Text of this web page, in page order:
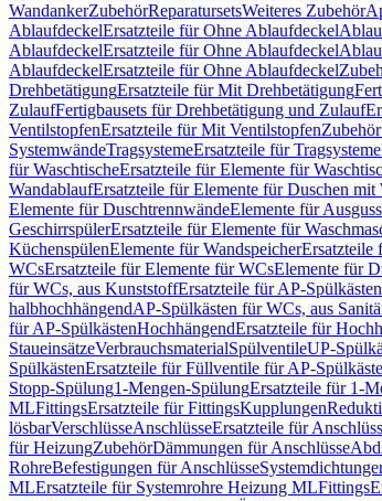
WandankerZubehörReparatursetsWeiteres Zubehör
AblaufdeckelErsatzteile für Ohne Ablaufdeckel
AblaufdeckelErsatzteile für Ohne Ablaufdeckel
AblaufdeckelErsatzteile für Ohne Ablaufdeckel
DrehbetätigungErsatzteile für Mit Drehbetätigung
ZulaufFertigbausets für Drehbetätigung und Zulauf
VentilstopfenErsatzteile für Mit Ventilstopfen
SystemwändeTragsystemeErsatzteile für Tragsysteme
für WaschtischeErsatzteile für Elemente für
WandablaufErsatzteile für Elemente für Duschen mit
Elemente für DuschtrennwändeElemente für
GeschirrspülerErsatzteile für Elemente für
KüchenspülenElemente für WandspeicherErsatzteile
WCsErsatzteile für Elemente für WCsElemente für
für WCs, aus KunststoffErsatzteile für AP-
halbhochhängendAP-Spülkästen für WCs, aus
für AP-SpülkästenHochhängendErsatzteile für
StaueinsätzeVerbrauchsmaterialSpülventileUP-
SpülkästenErsatzteile für Füllventile für AP-
Stopp-Spülung1-Mengen-SpülungErsatzteile für 1-
MLFittingsErsatzteile für FittingsKupplungen
lösbarVerschlüsseAnschlüsseErsatzteile für
für HeizungZubehörDämmungen für Anschlüsse
RohreBefestigungen für Anschlüsse
MLErsatzteile für Systemrohre Heizung MLFittings